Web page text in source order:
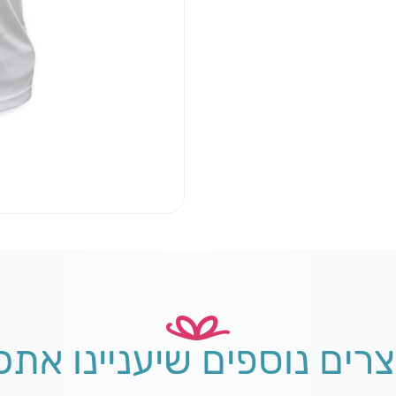
נוספים שיעניינו